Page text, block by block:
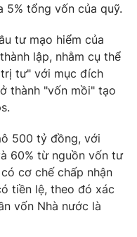
5% tổng vốn của quỹ.
tư mạo hiểm của
lập, nhằm cụ thể
tư" với mục đích
thành "vốn mồi" tạo
500 tỷ đồng, với
60% từ nguồn vốn tư
cơ chế chấp nhận
tiền lệ, theo đó xác
vốn Nhà nước là